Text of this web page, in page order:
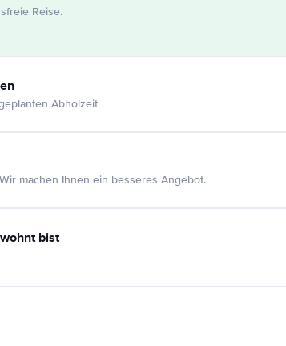
Reise.
Abholzeit
machen Ihnen ein besseres Angebot.
bist